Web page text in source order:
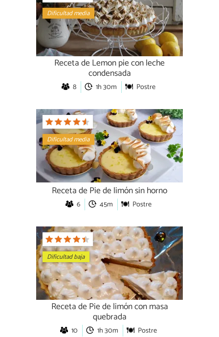
Dificultad media
Receta de Lemon pie con leche
condensada
8 1h 30m Postre
Dificultad media
Receta de Pie de limón sin horno
6 45m Postre
Dificultad baja
Receta de Pie de limón con masa
quebrada
10 1h 30m Postre